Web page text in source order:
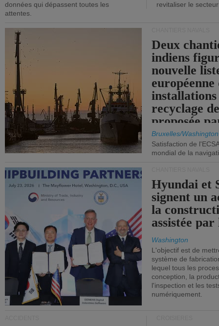
données qui dépassent toutes les
attentes.
revitaliser le secteur
Deux
indiens
nouvelle
européenne
installations
recyclage
proposée
Bruxelles/Washington
Satisfaction de
mondial de la
Hyundai et
signent un
la
assistée
Washington
L'objectif est de
système de
lequel tous les
conception, la
l'inspection et les
numériquement.